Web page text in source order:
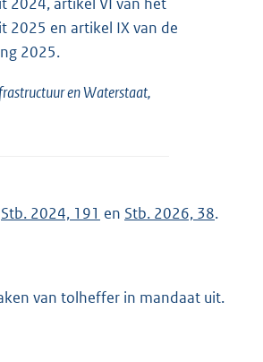
2025 en artikel IX van de
2025.
en Waterstaat,
Stb. 2024, 191 en Stb. 2026, 38.
van tolheffer in mandaat uit.